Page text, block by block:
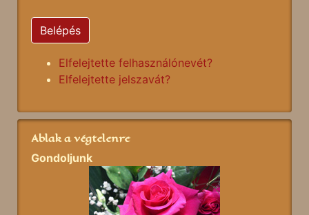
Belépés
Elfelejtette felhasználónevét?
Elfelejtette jelszavát?
Ablak a végtelenre
Gondoljunk